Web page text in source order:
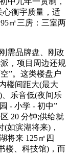
心衡宇质量，适
㎡三房：三室两
需品牌盘、刚改
，项目周边还规
”。这类楼盘户
楼间距大(最大
、乐音低(夜间乐
- 小学 - 初中”
20 分钟;供给就
如滨湖将来)，
将来 125㎡四
楼、科技馆)，而